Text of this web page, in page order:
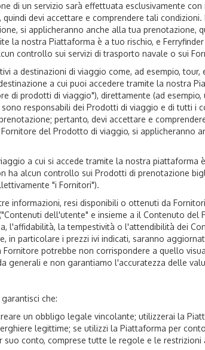
di un servizio sarà effettuata esclusivamente
devi accettare e comprendere tali
si applicheranno anche alla tua prenotazione,
la nostra Piattaforma è a tuo rischio, e
controllo sui servizi di trasporto navale o sui
a destinazioni di viaggio come, ad esempio,
a cui puoi accedere tramite la nostra
di prodotti di viaggio"), direttamente (ad
responsabili dei Prodotti di viaggio e di tutti i
pertanto, devi accettare e
del Prodotto di viaggio, si applicheranno
a cui si accede tramite la nostra piattaforma
ha alcun controllo sui Prodotti di prenotazione
"i Fornitori").
informazioni, resi disponibili o ottenuti da
dell'utente" e insieme a il Contenuto del
l'affidabilità, la tempestività o l'attendibilità dei
in particolare i prezzi ivi indicati, saranno
potrebbe non corrispondere a quello
generali e non garantiamo l'accuratezza delle
che:
un obbligo legale vincolante; utilizzerai la
legittime; se utilizzi la Piattaforma per
conto, comprese tutte le regole e le